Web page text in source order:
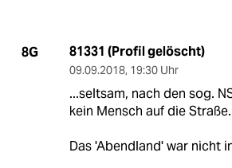
8G 81331 (Profil gelöscht)
09.09.2018, 19:30 Uhr
...seltsam, nach den sog.
kein Mensch auf die Straße.
Das 'Abendland' war nicht